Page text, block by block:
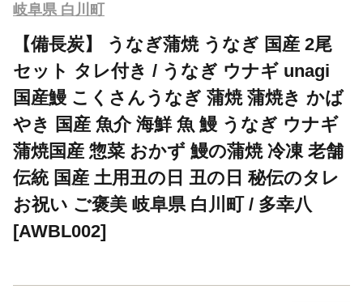
岐阜県 白川町
【備長炭】 うなぎ蒲焼 うなぎ 国産 2尾
セット タレ付き / うなぎ ウナギ unagi
国産鰻 こくさんうなぎ 蒲焼 蒲焼き かば
やき 国産 魚介 海鮮 魚 鰻 うなぎ ウナギ
蒲焼国産 惣菜 おかず 鰻の蒲焼 冷凍 老舗
伝統 国産 土用丑の日 丑の日 秘伝のタレ
お祝い ご褒美 岐阜県 白川町 / 多幸八
[AWBL002]